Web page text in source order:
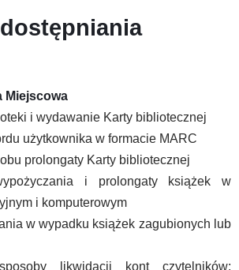
Miejscowa
i wydawanie Karty bibliotecznej
użytkownika w formacie MARC
prolongaty Karty bibliotecznej
i prolongaty książek w
i komputerowym
w wypadku książek zagubionych lub
likwidacji kont czytelników;